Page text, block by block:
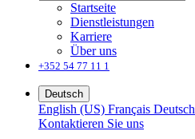
Startseite
Dienstleistungen
Karriere
Über uns
+352 54 77 11 1
Deutsch
English (US) Français Deutsch
Kontaktieren Sie uns